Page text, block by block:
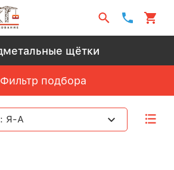
щётки
Фильтр подбора
Я-А